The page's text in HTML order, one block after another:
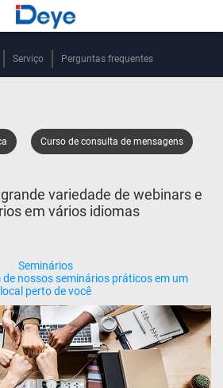
Serviço Perguntas frequentes
Curso de consulta de mensagens
variedade de webinars e
em vários idiomas
Seminários
de nossos seminários práticos em um
local perto de você